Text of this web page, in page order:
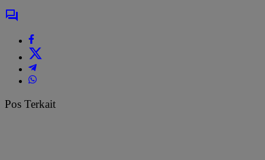
Pos Terkait